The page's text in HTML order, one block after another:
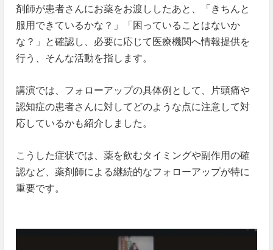
剤師が患者さんにお薬をお渡ししたあと、「きちんと
服用できているかな？」「困っていることはないか
な？」と確認し、必要に応じて医療機関へ情報提供を
行う、そんな活動を指します。
講演では、フォローアップの具体例として、片頭痛や
認知症の患者さんに対してどのような点に注意して対
応しているかも紹介しました。
こうした症状では、薬を飲むタイミングや副作用の確
認など、薬剤師による継続的なフォローアップが特に
重要です。